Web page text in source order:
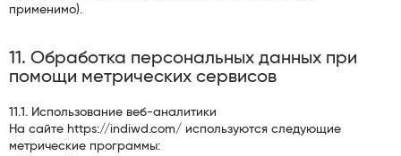
применимо).
11. Обработка персональных данных при
помощи метрических сервисов
11.1. Использование веб-аналитики
На сайте https://indiwd.com/ используются следующие
метрические программы: